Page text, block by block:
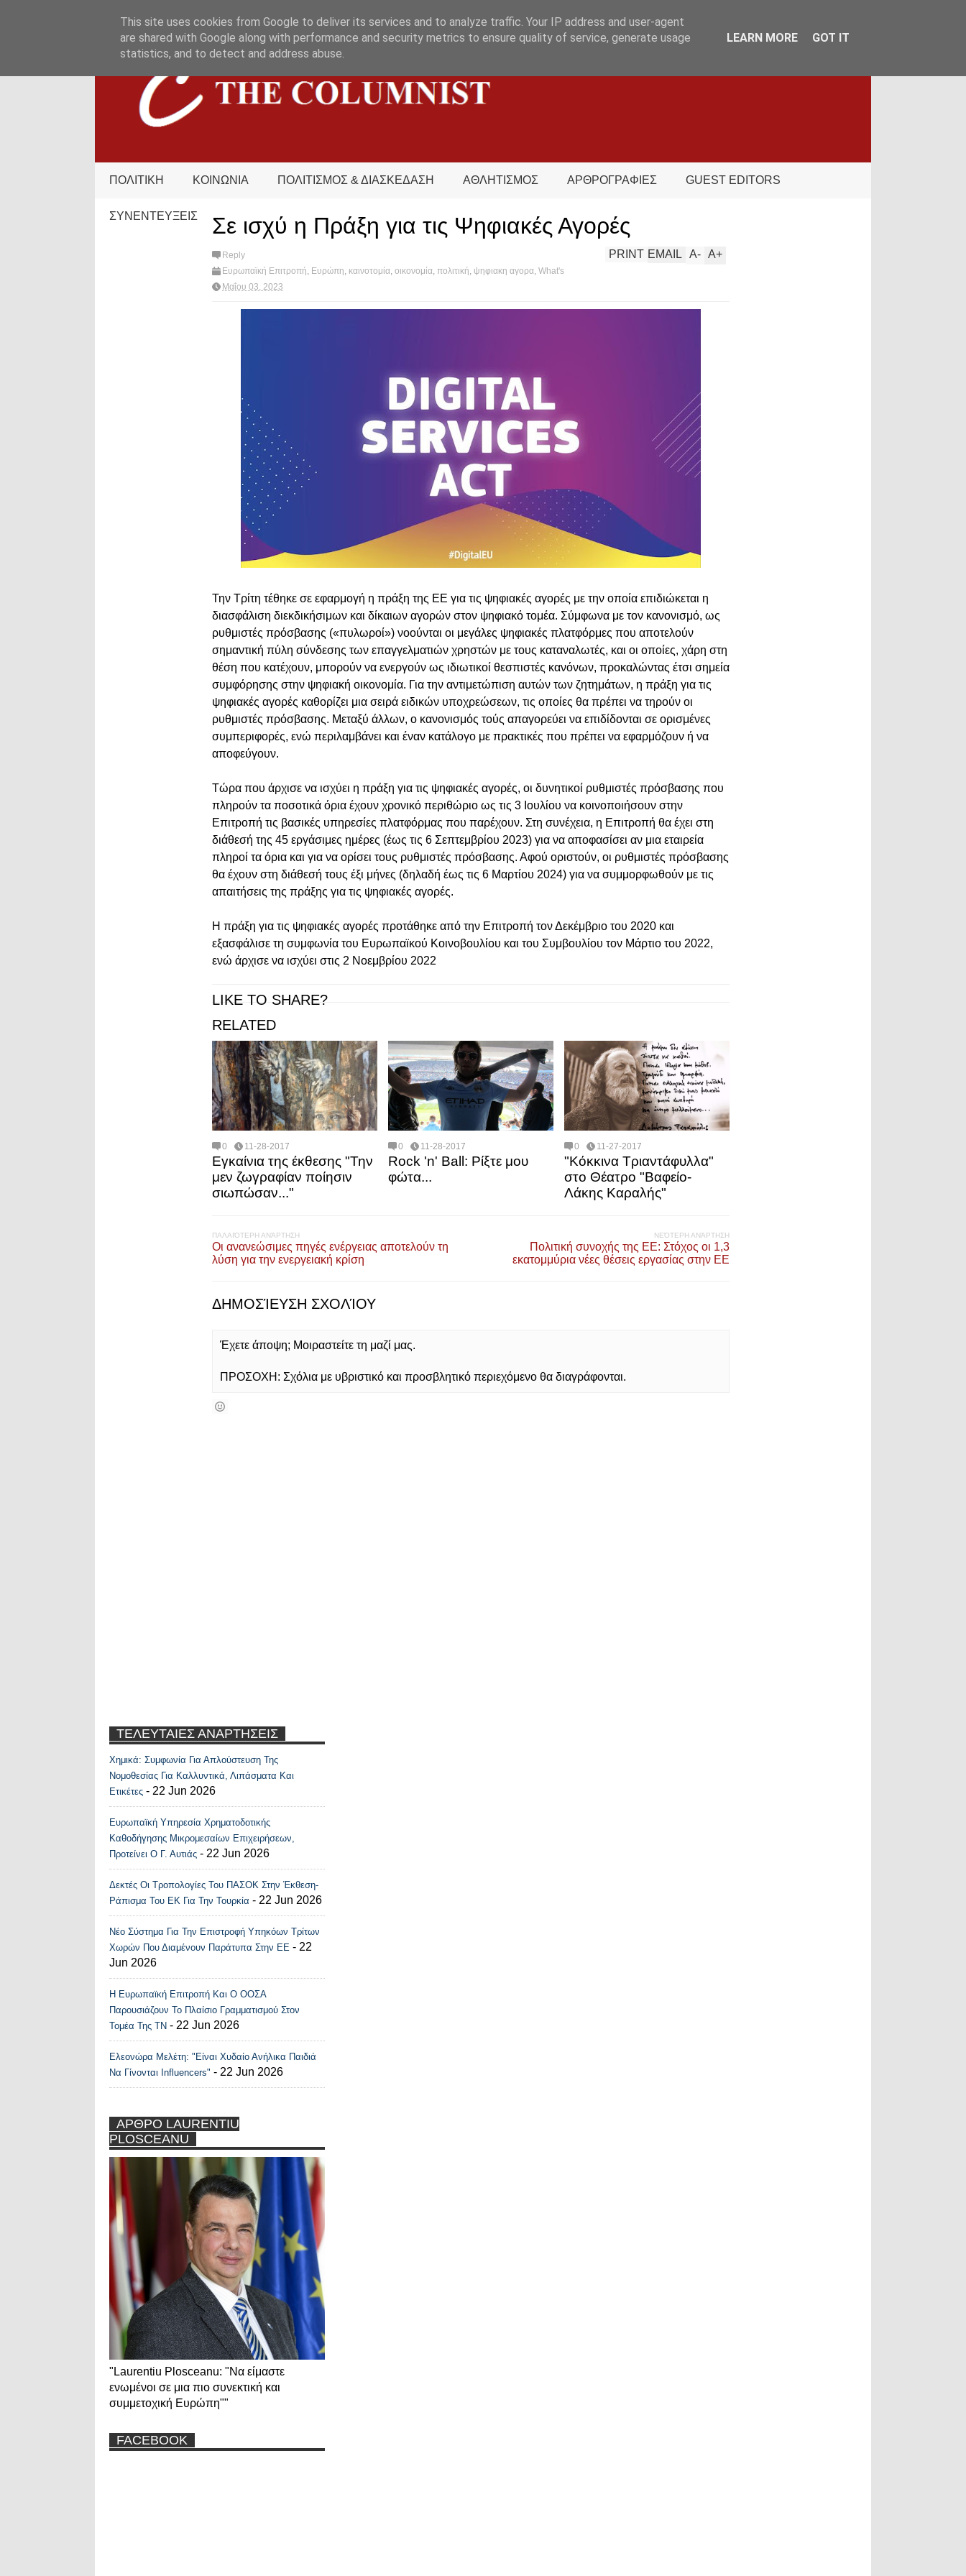
ΠΟΛΙΤΙΚΗ ΚΟΙΝΩΝΙΑ ΠΟΛΙΤΙΣΜΟΣ & ΔΙΑΣΚΕΔΑΣΗ ΑΘΛΗΤΙΣΜΟΣ ΑΡΘΡΟΓΡΑΦΙΕΣ GUEST EDITORS
ΣΥΝΕΝΤΕΥΞΕΙΣ Σε ισχύ η Πράξη για τις Ψηφιακές Αγορές
Reply
Ευρωπαϊκή Επιτροπή Ευρώπη καινοτομία οικονομία πολιτική ψηφιακη αγορα What's
Μαΐου 03, 2023
A+
A-
EMAIL
PRINT
Την Τρίτη τέθηκε σε εφαρμογή η πράξη της ΕΕ για τις ψηφιακές αγορές με την οποία επιδιώκεται η
διασφάλιση διεκδικήσιμων και δίκαιων αγορών στον ψηφιακό τομέα. Σύμφωνα με τον κανονισμό, ως
ρυθμιστές πρόσβασης («πυλωροί») νοούνται οι μεγάλες ψηφιακές πλατφόρμες που αποτελούν
σημαντική πύλη σύνδεσης των επαγγελματιών χρηστών με τους καταναλωτές, και οι οποίες, χάρη στη
θέση που κατέχουν, μπορούν να ενεργούν ως ιδιωτικοί θεσπιστές κανόνων, προκαλώντας έτσι σημεία
συμφόρησης στην ψηφιακή οικονομία. Για την αντιμετώπιση αυτών των ζητημάτων, η πράξη για τις
ψηφιακές αγορές καθορίζει μια σειρά ειδικών υποχρεώσεων, τις οποίες θα πρέπει να τηρούν οι
ρυθμιστές πρόσβασης. Μεταξύ άλλων, ο κανονισμός τούς απαγορεύει να επιδίδονται σε ορισμένες
συμπεριφορές, ενώ περιλαμβάνει και έναν κατάλογο με πρακτικές που πρέπει να εφαρμόζουν ή να
αποφεύγουν.
Τώρα που άρχισε να ισχύει η πράξη για τις ψηφιακές αγορές, οι δυνητικοί ρυθμιστές πρόσβασης που
πληρούν τα ποσοτικά όρια έχουν χρονικό περιθώριο ως τις 3 Ιουλίου να κοινοποιήσουν στην
Επιτροπή τις βασικές υπηρεσίες πλατφόρμας που παρέχουν. Στη συνέχεια, η Επιτροπή θα έχει στη
διάθεσή της 45 εργάσιμες ημέρες (έως τις 6 Σεπτεμβρίου 2023) για να αποφασίσει αν μια εταιρεία
πληροί τα όρια και για να ορίσει τους ρυθμιστές πρόσβασης. Αφού οριστούν, οι ρυθμιστές πρόσβασης
θα έχουν στη διάθεσή τους έξι μήνες (δηλαδή έως τις 6 Μαρτίου 2024) για να συμμορφωθούν με τις
απαιτήσεις της πράξης για τις ψηφιακές αγορές.
Η πράξη για τις ψηφιακές αγορές προτάθηκε από την Επιτροπή τον Δεκέμβριο του 2020 και
εξασφάλισε τη συμφωνία του Ευρωπαϊκού Κοινοβουλίου και του Συμβουλίου τον Μάρτιο του 2022,
ενώ άρχισε να ισχύει στις 2 Νοεμβρίου 2022
LIKE TO SHARE?
RELATED
0 11-28-2017
Εγκαίνια της έκθεσης "Την
μεν ζωγραφίαν ποίησιν
σιωπώσαν..."
0 11-28-2017
Rock 'n' Ball: Ρίξτε μου
φώτα...
0 11-27-2017
"Κόκκινα Τριαντάφυλλα"
στο Θέατρο "Βαφείο-
Λάκης Καραλής"
ΠΑΛΑΙΌΤΕΡΗ ΑΝΆΡΤΗΣΗ
Οι ανανεώσιμες πηγές ενέργειας αποτελούν τη
λύση για την ενεργειακή κρίση
ΝΕΌΤΕΡΗ ΑΝΆΡΤΗΣΗ
Πολιτική συνοχής της ΕΕ: Στόχος οι 1,3
εκατομμύρια νέες θέσεις εργασίας στην ΕΕ
ΔΗΜΟΣΊΕΥΣΗ ΣΧΟΛΊΟΥ
Έχετε άποψη; Μοιραστείτε τη μαζί μας.
ΠΡΟΣΟΧΗ: Σχόλια με υβριστικό και προσβλητικό περιεχόμενο θα διαγράφονται.
ΤΕΛΕΥΤΑΙΕΣ ΑΝΑΡΤΗΣΕΙΣ
Recent Posts Widget
Χημικά: Συμφωνία Για Απλούστευση Της
Νομοθεσίας Για Καλλυντικά, Λιπάσματα Και
Ετικέτες - 22 Jun 2026
Ευρωπαϊκή Υπηρεσία Χρηματοδοτικής
Καθοδήγησης Μικρομεσαίων Επιχειρήσεων,
Προτείνει Ο Γ. Αυτιάς - 22 Jun 2026
Δεκτές Οι Τροπολογίες Του ΠΑΣΟΚ Στην Έκθεση-
Ράπισμα Του ΕΚ Για Την Τουρκία - 22 Jun 2026
Νέο Σύστημα Για Την Επιστροφή Υπηκόων Τρίτων
Χωρών Που Διαμένουν Παράτυπα Στην ΕΕ - 22
Jun 2026
Η Ευρωπαϊκή Επιτροπή Και Ο ΟΟΣΑ
Παρουσιάζουν Το Πλαίσιο Γραμματισμού Στον
Τομέα Της ΤΝ - 22 Jun 2026
Ελεονώρα Μελέτη: "Είναι Χυδαίο Ανήλικα Παιδιά
Να Γίνονται Influencers" - 22 Jun 2026
ΑΡΘΡΟ LAURENTIU
PLOSCEANU
"Laurentiu Plosceanu: "Να είμαστε
ενωμένοι σε μια πιο συνεκτική και
συμμετοχική Ευρώπη""
FACEBOOK
This site uses cookies from Google to deliver its services and to analyze traffic. Your IP address and user-agent
are shared with Google along with performance and security metrics to ensure quality of service, generate usage
statistics, and to detect and address abuse.
LEARN MORE GOT IT